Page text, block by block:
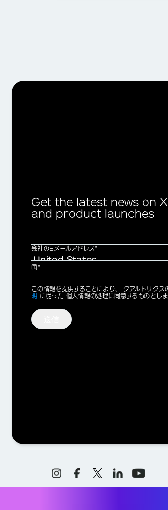
Get the latest news on
and product launches
会社のEメールアドレス*
国*
Privacy
Optin
この情報を提供することにより、 クアルトリクス
明 に従った 個人情報の処理に同意するものとしま